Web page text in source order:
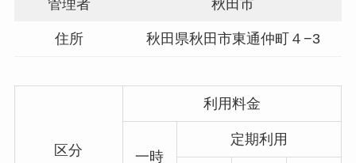
管理者 秋田市
住所 秋田県秋田市東通仲町４−3
区分
利用料金
一時
定期利用